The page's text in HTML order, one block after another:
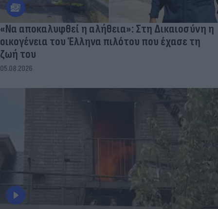
«Να αποκαλυφθεί η αλήθεια»: Στη Δικαιοσύνη η
οικογένεια του Έλληνα πιλότου που έχασε τη
ζωή του
05.08.2026